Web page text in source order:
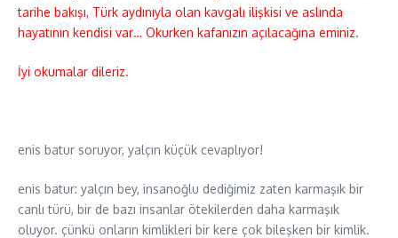
tarihe bakışı, Türk aydınıyla olan kavgalı ilişkisi ve aslında
hayatının kendisi var… Okurken kafanızın açılacağına eminiz.
İyi okumalar dileriz.
enis batur soruyor, yalçın küçük cevaplıyor!
enis batur: yalçın bey, insanoğlu dediğimiz zaten karmaşık bir
canlı türü, bir de bazı insanlar ötekilerden daha karmaşık
oluyor. çünkü onların kimlikleri bir kere çok bileşken bir kimlik.